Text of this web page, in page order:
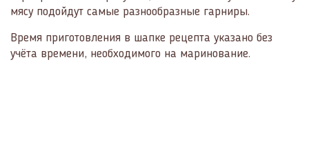
мясу подойдут самые разнообразные гарниры.
Время приготовления в шапке рецепта указано без
учёта времени, необходимого на маринование.